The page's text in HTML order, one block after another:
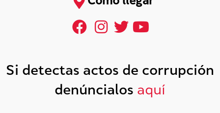
Si detectas actos de corrupción
denúncialos aquí